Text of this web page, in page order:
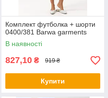
Комплект футболка + шорти
0400/381 Barwa garments
В наявності
827,10 ₴ 919 ₴
Купити